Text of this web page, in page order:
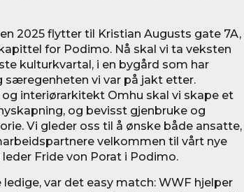
2025 flytter til Kristian Augusts gate 7A,
for Podimo. Nå skal vi ta veksten
kulturkvartal, i en bygård som har
særegenheten vi var på jakt etter.
interiørarkitekt Omhu skal vi skape et
og bevisst gjenbruke og
Vi gleder oss til å ønske både ansatte,
velkommen til vårt nye
Fride von Porat i Podimo.
var det easy match: WWF hjelper